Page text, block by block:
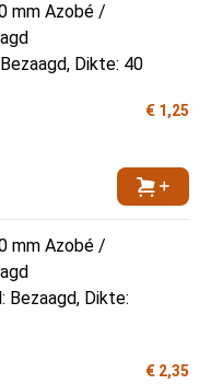
mm Azobé /
Dikte: 40
€ 1,25
mm Azobé /
Bezaagd, Dikte:
€ 2,35